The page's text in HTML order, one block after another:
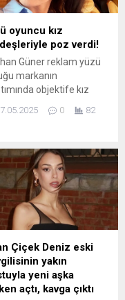
oyuncu kız
poz verdi!
Güner reklam yüzü
markanın
objektife kız
birbirine olan
0 82
Çiçek Deniz eski
yakın
yeni aşka
açtı, kavga çıktı